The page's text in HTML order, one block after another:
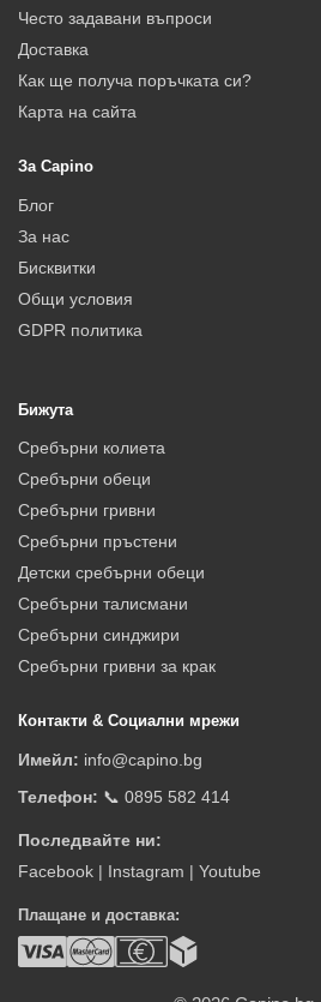
Често задавани въпроси
Доставка
Как ще получа поръчката си?
Карта на сайта
За Capino
Блог
За нас
Бисквитки
Общи условия
GDPR политика
Бижута
Сребърни колиета
Сребърни обеци
Сребърни гривни
Сребърни пръстени
Детски сребърни обеци
Сребърни талисмани
Сребърни синджири
Сребърни гривни за крак
Контакти & Социални мрежи
Имейл: info@capino.bg
Телефон: 📞 0895 582 414
Последвайте ни:
Facebook | Instagram | Youtube
Плащане и доставка: